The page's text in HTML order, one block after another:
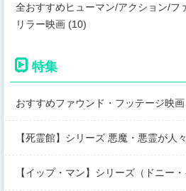
全おすすめヒューマン/アクション/フ
リラー映画 (10)
特集
おすすめファウンド・フッテージ映画
【死霊館】シリーズ 悪魔・悪霊が人
【イップ・マン】シリーズ（ドニー・